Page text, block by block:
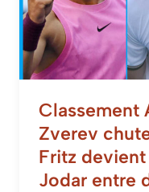
Classement
Zverev
Fritz devient
Jodar entre